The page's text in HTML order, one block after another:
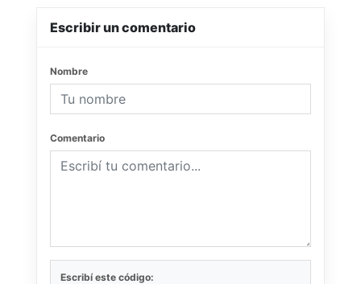
Escribir un comentario
Nombre
Comentario
Escribí este código: